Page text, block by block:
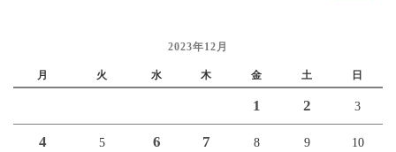
2023年12月
月 火 水 木 金 土 日
1 2 3
4 5 6 7 8 9 10